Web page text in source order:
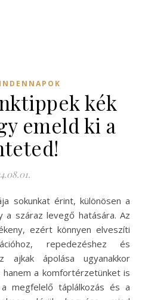
kék
emeld ki a
a száraz levegő hatására. Az
ezért könnyen elveszíti
repedezéshez és
ajkak ápolása ugyanakkor
a komfortérzetünket is
megfelelő táplálkozás és a